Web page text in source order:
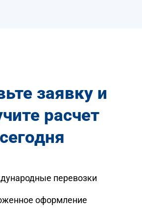
заявку и
расчет
сегодня
перевозки
оформление